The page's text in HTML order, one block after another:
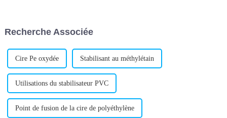
Recherche Associée
Cire Pe oxydée Stabilisant au méthylétain
Utilisations du stabilisateur PVC
Point de fusion de la cire de polyéthylène